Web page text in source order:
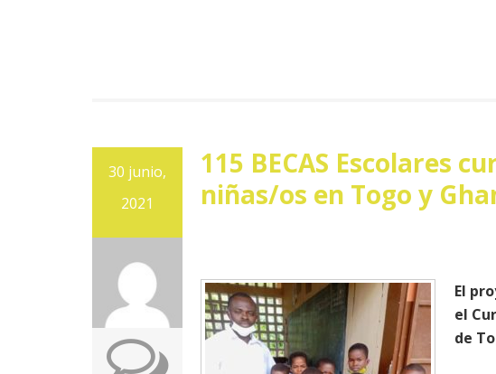
30 junio,
2021
115 BECAS Escolares
niñas/os en Togo y
El
el
de